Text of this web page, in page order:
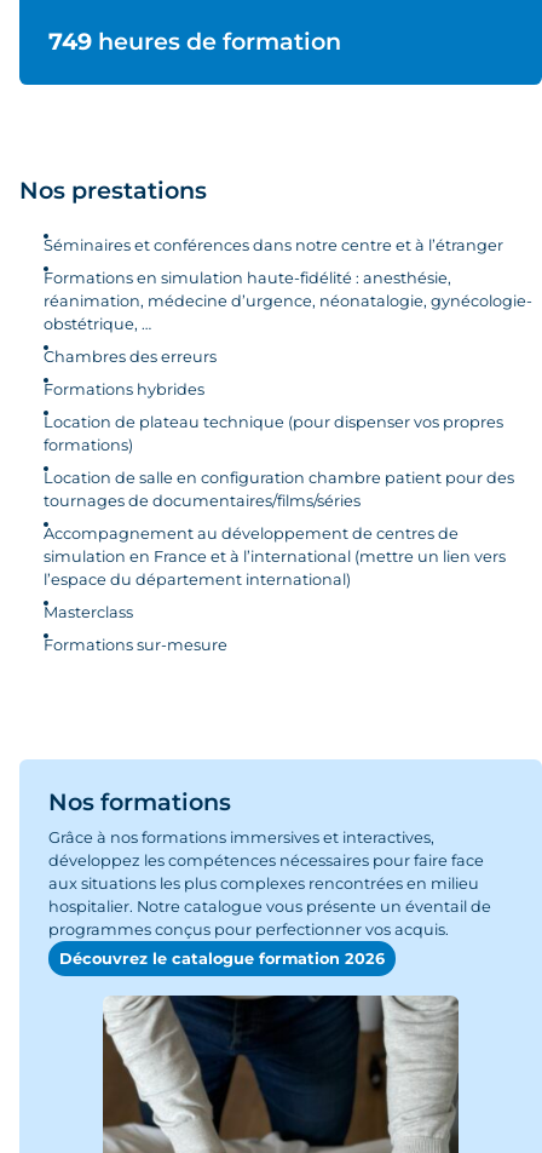
749 heures de formation
Nos prestations
Séminaires et conférences dans notre centre et à l’étranger
Formations en simulation haute-fidélité : anesthésie,
réanimation, médecine d’urgence, néonatalogie, gynécologie-
obstétrique, …
Chambres des erreurs
Formations hybrides
Location de plateau technique (pour dispenser vos propres
formations)
Location de salle en configuration chambre patient pour des
tournages de documentaires/films/séries
Accompagnement au développement de centres de
simulation en France et à l’international (mettre un lien vers
l’espace du département international)
Masterclass
Formations sur-mesure
Nos formations
Grâce à nos formations immersives et interactives,
développez les compétences nécessaires pour faire face
aux situations les plus complexes rencontrées en milieu
hospitalier. Notre catalogue vous présente un éventail de
programmes conçus pour perfectionner vos acquis.
Découvrez le catalogue formation 2026